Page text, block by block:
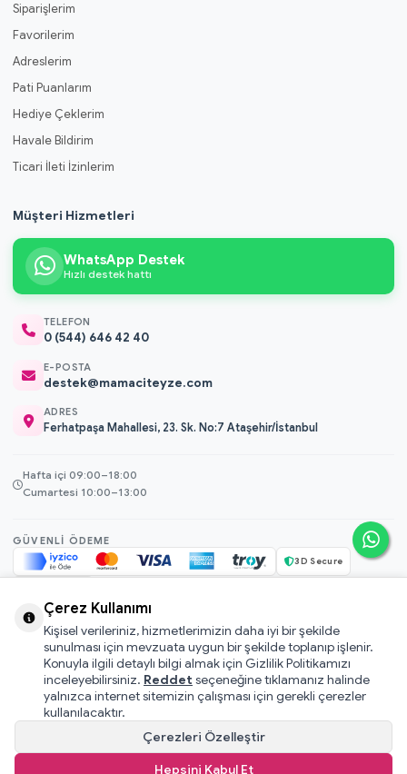
Siparişlerim
Favorilerim
Adreslerim
Pati Puanlarım
Hediye Çeklerim
Havale Bildirim
Ticari İleti İzinlerim
Müşteri Hizmetleri
WhatsApp Destek
Hızlı destek hattı
TELEFON
0 (544) 646 42 40
E-POSTA
destek@mamaciteyze.com
ADRES
Ferhatpaşa Mahallesi, 23. Sk. No:7 Ataşehir/İstanbul
Hafta içi 09:00–18:00
Cumartesi 10:00–13:00
GÜVENLI ÖDEME
3D Secure
© 2026 Mamacı Teyze · Nurşen ve ekibi ile birlikte ile hazırlandı.
Mesafeli Satış Sözleşmesi
Pati Puan Kazanma Koşulları
Gizlilik ve Çerez Politikası
KVKK Aydınlatma Metni
Kullanıcı Sözleşmesi
Çerez Kullanımı
Kişisel verileriniz, hizmetlerimizin daha iyi bir şekilde
sunulması için mevzuata uygun bir şekilde toplanıp işlenir.
Konuyla ilgili detaylı bilgi almak için Gizlilik Politikamızı
inceleyebilirsiniz. Reddet seçeneğine tıklamanız halinde
yalnızca internet sitemizin çalışması için gerekli çerezler
kullanılacaktır.
Çerezleri Özelleştir
Hepsini Kabul Et